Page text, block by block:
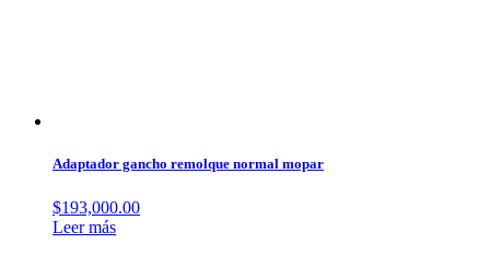
Adaptador gancho remolque normal mopar
$193,000.00
Leer más